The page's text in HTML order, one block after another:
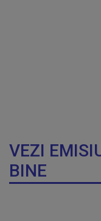
VEZI
BINE